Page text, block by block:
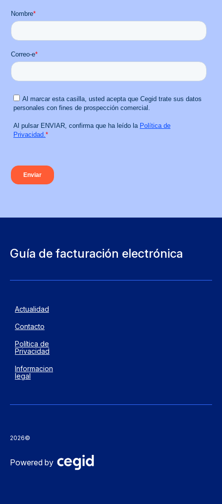
Guía de facturación electrónica
Actualidad
Contacto
Política de
Privacidad
Informacion
legal
2026©
Powered by